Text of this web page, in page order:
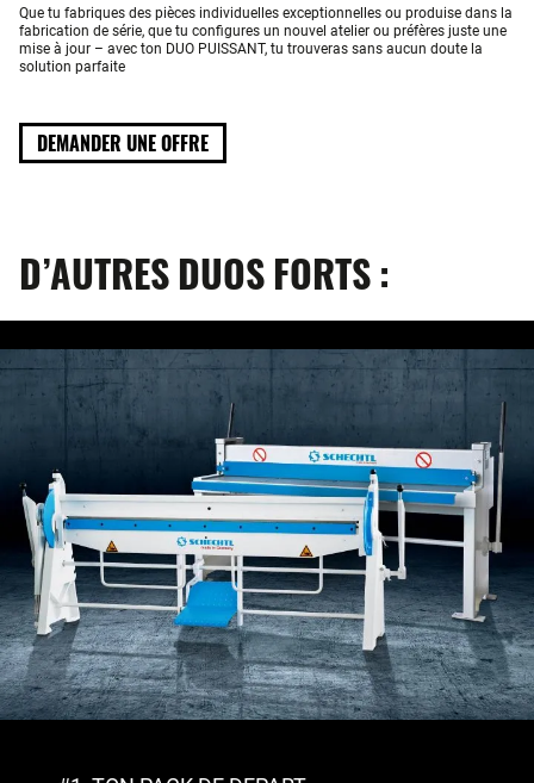
Que tu fabriques des pièces individuelles exceptionnelles ou produise dans la
fabrication de série, que tu configures un nouvel atelier ou préfères juste une
mise à jour – avec ton DUO PUISSANT, tu trouveras sans aucun doute la
solution parfaite
DEMANDER UNE OFFRE
D’AUTRES DUOS FORTS :